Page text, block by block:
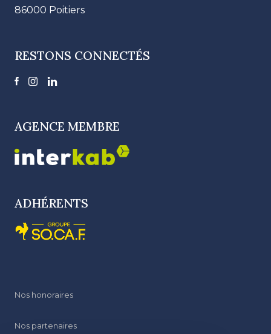
86000 Poitiers
RESTONS CONNECTÉS
AGENCE MEMBRE
ADHÉRENTS
Nos honoraires
Nos partenaires